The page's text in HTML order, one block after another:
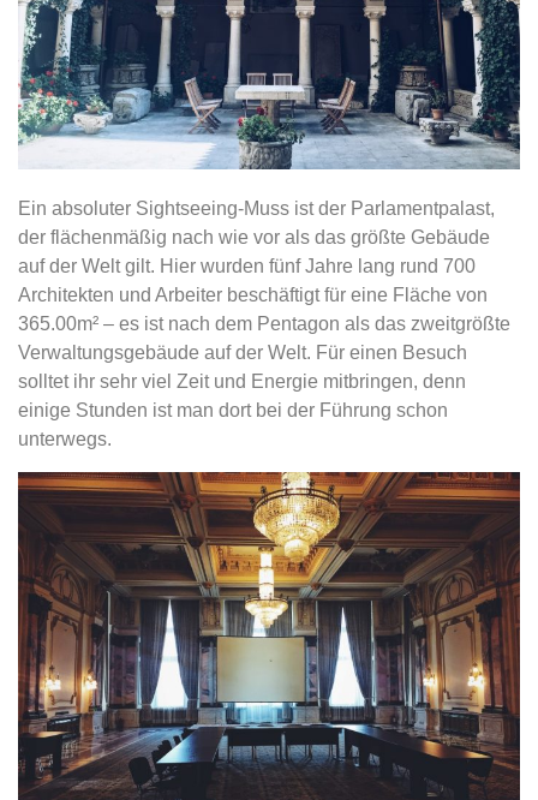
Ein absoluter Sightseeing-Muss ist der Parlamentpalast,
der flächenmäßig nach wie vor als das größte Gebäude
auf der Welt gilt. Hier wurden fünf Jahre lang rund 700
Architekten und Arbeiter beschäftigt für eine Fläche von
365.00m² – es ist nach dem Pentagon als das zweitgrößte
Verwaltungsgebäude auf der Welt. Für einen Besuch
solltet ihr sehr viel Zeit und Energie mitbringen, denn
einige Stunden ist man dort bei der Führung schon
unterwegs.